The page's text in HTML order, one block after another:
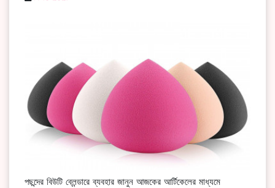
পছন্দের বিউটি ব্লেন্ডারে ব্যবহার জানুন আজকের আর্টিকেলের মাধ্যমে